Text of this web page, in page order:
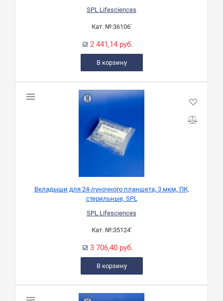
SPL Lifesciences
Кат. №:36106'
2 441,14 руб.
В корзину
Вкладыши для 24-луночного планшета, 3 мкм, ПК,
стерильные, SPL
SPL Lifesciences
Кат. №:35124'
3 706,40 руб.
В корзину